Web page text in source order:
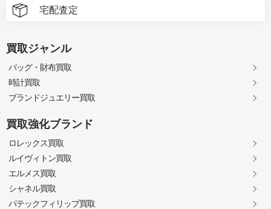
宅配査定
買取ジャンル
バッグ・財布買取
時計買取
ブランドジュエリー買取
買取強化ブランド
ロレックス買取
ルイヴィトン買取
エルメス買取
シャネル買取
パテックフィリップ買取